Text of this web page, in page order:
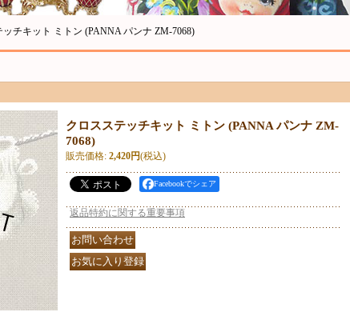
ッチキット ミトン (PANNA パンナ ZM-7068)
クロスステッチキット ミトン (PANNA パンナ ZM-
7068)
販売価格: 2,420円(税込)
Facebookでシェア
返品特約に関する重要事項